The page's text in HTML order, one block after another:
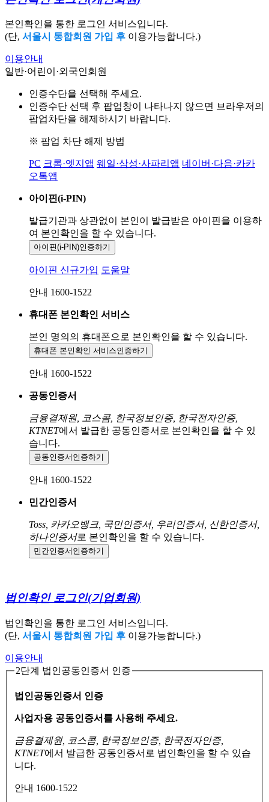
본인확인을 통한 로그인 서비스입니다.
(단, 서울시 통합회원 가입 후 이용가능합니다.)
이용안내
일반·어린이·외국인회원
인증수단을 선택해 주세요.
인증수단 선택 후 팝업창이 나타나지 않으면 브라우저의
팝업차단을 해제하시기 바랍니다.
※ 팝업 차단 해제 방법
PC 크롬·엣지앱 웨일·삼성·사파리앱 네이버·다음·카카
오톡앱
아이핀(i-PIN)
발급기관과 상관없이 본인이 발급받은 아이핀을 이용하
여 본인확인을 할 수 있습니다.
아이핀(i-PIN)인증하기
아이핀 신규가입 도움말
안내 1600-1522
휴대폰 본인확인 서비스
본인 명의의 휴대폰으로 본인확인을 할 수 있습니다.
휴대폰 본인확인 서비스인증하기
안내 1600-1522
공동인증서
금융결제원, 코스콤, 한국정보인증, 한국전자인증,
KTNET에서 발급한 공동인증서로 본인확인을 할 수 있
습니다.
공동인증서 인증하기
안내 1600-1522
민간인증서
Toss, 카카오뱅크, 국민인증서, 우리인증서, 신한인증서,
하나인증서로 본인확인을 할 수 있습니다.
민간인증서 인증하기
법인확인 로그인(기업회원)
법인확인을 통한 로그인 서비스입니다.
(단, 서울시 통합회원 가입 후 이용가능합니다.)
이용안내
2단계 법인공동인증서 인증
법인공동인증서 인증
사업자용 공동인증서를 사용해 주세요.
금융결제원, 코스콤, 한국정보인증, 한국전자인증,
KTNET에서 발급한 공동인증서로 법인확인을 할 수 있습
니다.
안내 1600-1522